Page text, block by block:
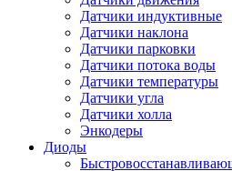
Датчики индуктивные
Датчики наклона
Датчики парковки
Датчики потока воды
Датчики температуры
Датчики угла
Датчики холла
Энкодеры
Диоды